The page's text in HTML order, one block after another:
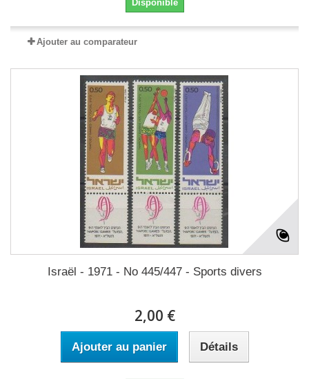
Disponible
Ajouter au comparateur
Israël - 1971 - No 445/447 - Sports divers
2,00 €
Ajouter au panier Détails